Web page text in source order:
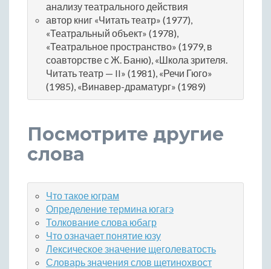
анализу театрального действия
автор книг «Читать театр» (1977),
«Театральный объект» (1978),
«Театральное пространство» (1979, в
соавторстве с Ж. Баню), «Школа зрителя.
Читать театр — II» (1981), «Речи Гюго»
(1985), «Винавер-драматург» (1989)
Посмотрите другие
слова
Что такое юграм
Определение термина югагэ
Толкование слова юбагр
Что означает понятие юзу
Лексическое значение щеголеватость
Словарь значения слов щетинохвост